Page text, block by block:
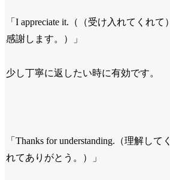
「I appreciate it.（（受け入れてくれて）
感謝します。）」
少し丁寧に返したい時に有効です。
「Thanks for understanding.（理解してく
れてありがとう。）」